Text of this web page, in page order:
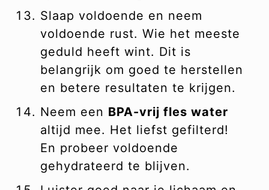
Slaap voldoende en neem
voldoende rust. Wie het meeste
geduld heeft wint. Dit is
belangrijk om goed te herstellen
en betere resultaten te krijgen.
Neem een BPA-vrij fles water
altijd mee. Het liefst gefilterd!
En probeer voldoende
gehydrateerd te blijven.